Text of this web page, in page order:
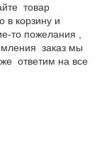
товар
в корзину и
то пожелания ,
заказ мы
ответим на все